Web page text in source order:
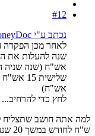
#12
נכתב ע"י MoneyDoc:
אש"ח)
לחץ כדי להרחיב...
ש"ח לחודש במשך 20 שנה?